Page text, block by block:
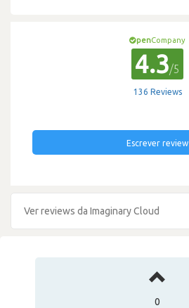
penCompany
4.3/5
136 Reviews
Escrever review
Ver reviews da Imaginary Cloud
0